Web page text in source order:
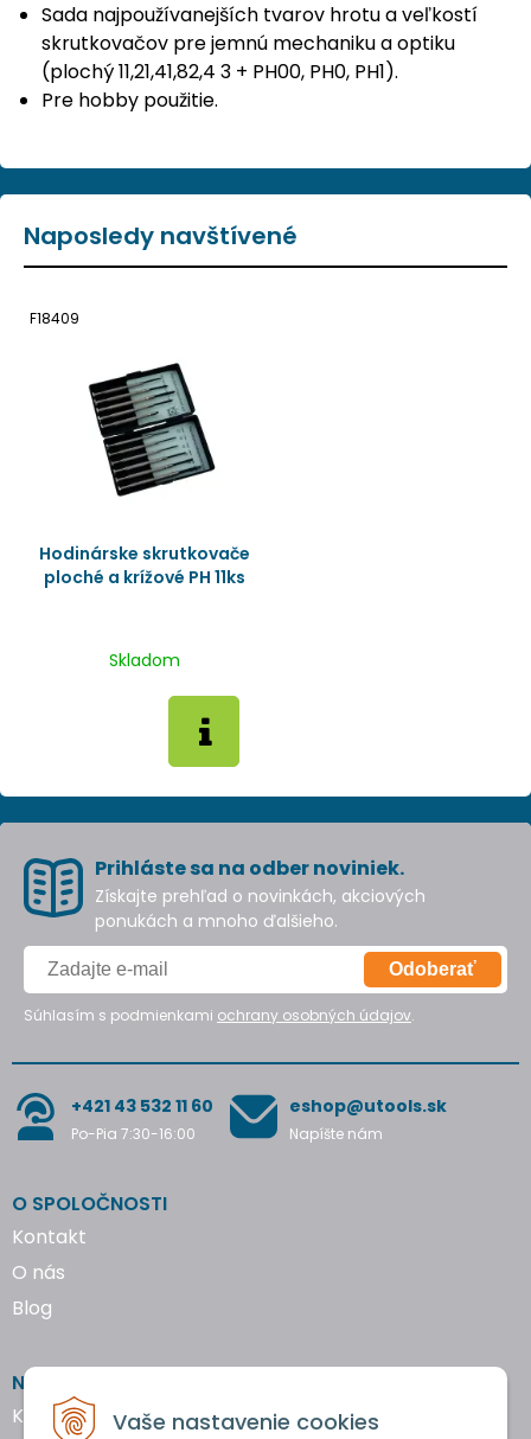
Vaše nastavenie cookies
Sada najpoužívanejších tvarov hrotu a veľkostí
skrutkovačov pre jemnú mechaniku a optiku
(plochý 11,21,41,82,4 3 + PH00, PH0, PH1).
Pre hobby použitie.
Naposledy navštívené
F18409
Hodinárske skrutkovače
ploché a krížové PH 11ks
Skladom
Prihláste sa na odber noviniek.
Získajte prehľad o novinkách, akciových
ponukách a mnoho ďalšieho.
Odoberať
Súhlasím s podmienkami ochrany osobných údajov.
+421 43 532 11 60
Po-Pia 7:30-16:00
eshop@utools.sk
Napíšte nám
O SPOLOČNOSTI
Kontakt
O nás
Blog
NAKUPOVANIE
Katalógy náradia